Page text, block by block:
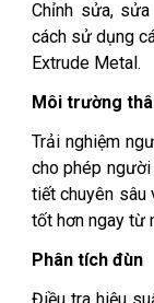
Chỉnh sửa,
cách sử dụng
Extrude Metal.
Môi trường
Trải nghiệm
cho phép
tiết chuyên sâu
tốt hơn ngay từ
Phân tích đùn